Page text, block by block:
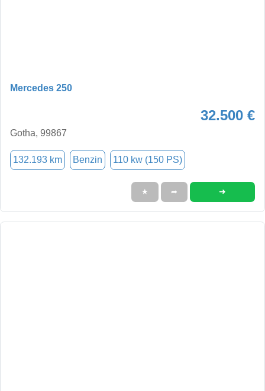
Mercedes 250
32.500 €
Gotha, 99867
132.193 km Benzin 110 kw (150 PS)
★ ➦ ➜